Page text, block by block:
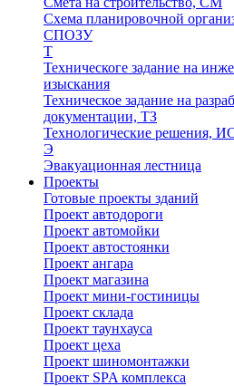
Схема планировочной
СПОЗУ
Т
Техническоге задание на
изыскания
Техническое задание на
документации, ТЗ
Технологические решения,
Э
Эвакуационная лестница
Проекты
Готовые проекты зданий
Проект автодороги
Проект автомойки
Проект автостоянки
Проект ангара
Проект магазина
Проект мини-гостиницы
Проект склада
Проект таунхауса
Проект цеха
Проект шиномонтажки
Проект SPA комплекса